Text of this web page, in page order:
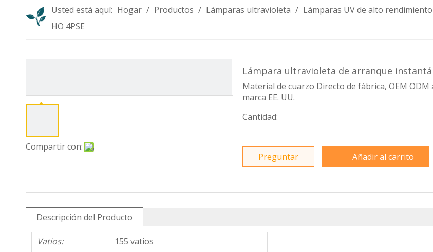
Usted está aquí: Hogar / Productos / Lámparas ultravioleta / Lámparas UV de alto rendimiento
HO 4PSE
Compartir con:
Lámpara ultravioleta de arranque
Material de cuarzo Directo de fábrica, OEM
marca EE. UU.
Cantidad:
Preguntar Añadir al carrito
Descripción del Producto
Vatios:
155 vatios